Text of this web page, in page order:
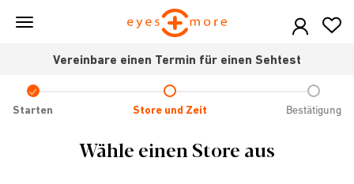
Skip
contentVereinbare einen Termin für einen Sehtest
Check
icon
Starten Store und Zeit Bestätigung
Wähle einen Store aus